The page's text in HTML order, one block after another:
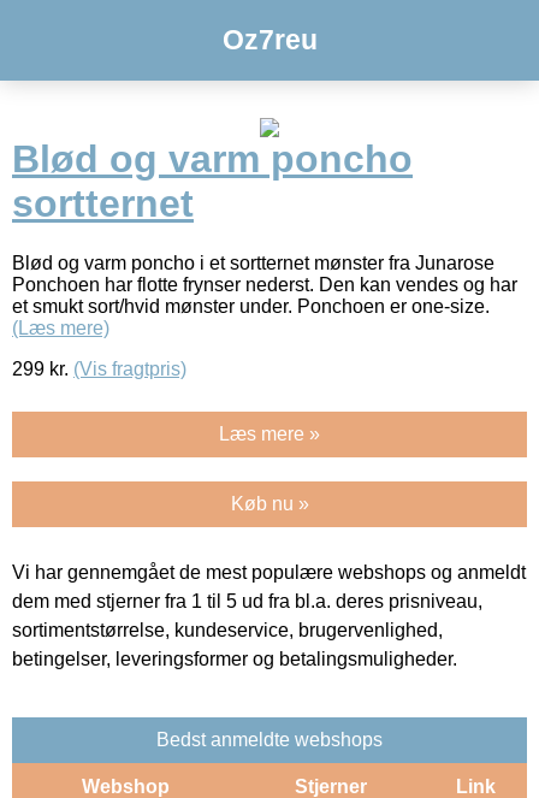
Oz7reu
Blød og varm poncho
sortternet
Blød og varm poncho i et sortternet mønster fra Junarose
Ponchoen har flotte frynser nederst. Den kan vendes og har
et smukt sort/hvid mønster under. Ponchoen er one-size.
(Læs mere)
299 kr. (Vis fragtpris)
Læs mere »
Køb nu »
Vi har gennemgået de mest populære webshops og anmeldt
dem med stjerner fra 1 til 5 ud fra bl.a. deres prisniveau,
sortimentstørrelse, kundeservice, brugervenlighed,
betingelser, leveringsformer og betalingsmuligheder.
Bedst anmeldte webshops
Webshop Stjerner Link